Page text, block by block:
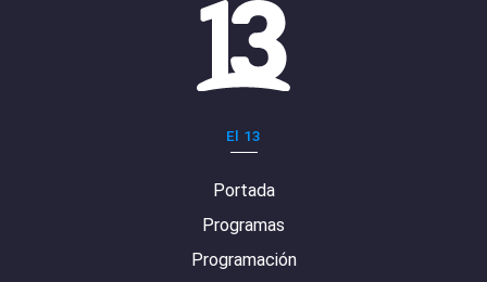
El 13
Portada
Programas
Programación